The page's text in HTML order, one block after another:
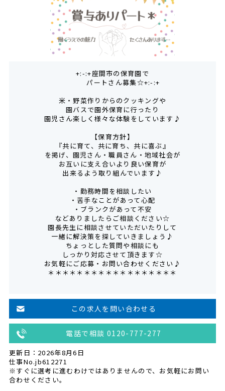
+:-:+座間市の保育園で
パートさん募集☆+:-:+
米・野菜作りからのクッキングや
園バスで園外保育に行ったり
園児さん楽しく様々な体験をしています♪
【保育方針】
『共に育て、共に育ち、共に喜ぶ』
を掲げ、園児さん・職員さん・地域社会が
お互いに支え合いより良い保育が
出来るよう取り組んでいます♪
・勤務時間を相談したい
・苦手なことがあって心配
・ブランクがあって不安
などありましたらご相談ください☆
園長先生に相談させていただいたりして
一緒に解決策を探していきましょう♪
ちょっとした質問や相談にも
しっかり対応させて頂きます☆
お気軽にご応募・お問い合わせください♪
＊＊＊＊＊＊＊＊＊＊＊＊＊＊＊＊＊＊
この求人を問い合わせる
電話で相談 0120-777-277
更新日：2026年8月6日
仕事No.jb612271
※すぐに選考に進むわけではありませんので、お気軽にお問い
合わせください。